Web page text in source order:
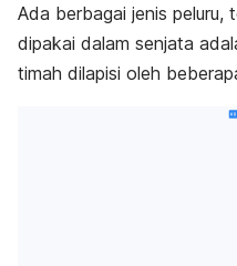
Ada berbagai jenis peluru,
dipakai dalam senjata
timah dilapisi oleh